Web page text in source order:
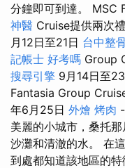
分鐘即可到達。 MSC
神醫 Cruise提供兩次
月12日至21日 台中整
記帳士 好考嗎 Group
搜尋引擎 9月14日至
Fantasia Group
年6月25日 外燴 烤肉 -
美麗的小城市，桑托
沙灘和清澈的水。 在
到處都知道該地區的